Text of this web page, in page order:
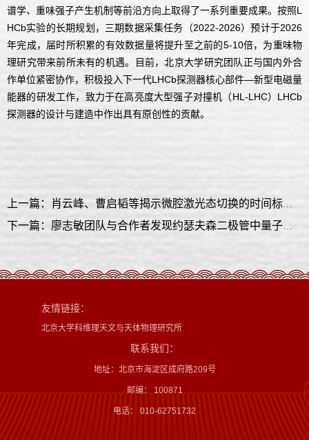
谱学、重味强子产生机制等前沿方向上取得了一系列重要成果。按照L
HCb实验的长期规划，三期数据采集任务（2022-2026）预计于2026
年完成，届时所积累的有效数据量将提升至之前的5-10倍，为重味物
理研究带来前所未有的机遇。目前，北京大学研究团队正与国内外合
作单位紧密协作，积极投入下一代LHCb探测器核心部件—新型电磁量
能器的研发工作，致力于在高亮度大型强子对撞机（HL-LHC）LHCb
探测器的设计与建造中作出具有原创性的贡献。
友情链接：
北京大学科维理天文与天体物理研究所
联系我们：
地址：北京市海淀区成府路209号
邮编： 100871
电话： 010-62751732